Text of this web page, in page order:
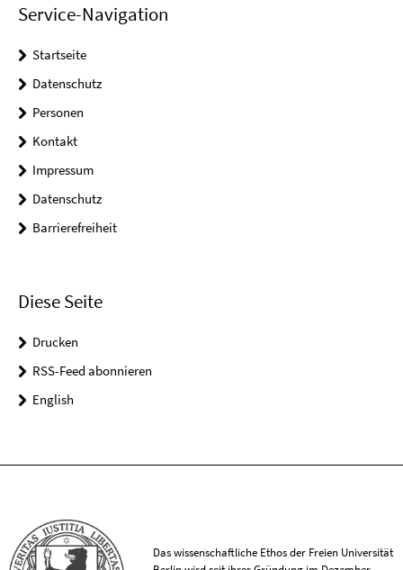
Service-Navigation
Startseite
Datenschutz
Personen
Kontakt
Impressum
Datenschutz
Barrierefreiheit
Diese Seite
Drucken
RSS-Feed abonnieren
English
Das wissenschaftliche Ethos der Freien Universität